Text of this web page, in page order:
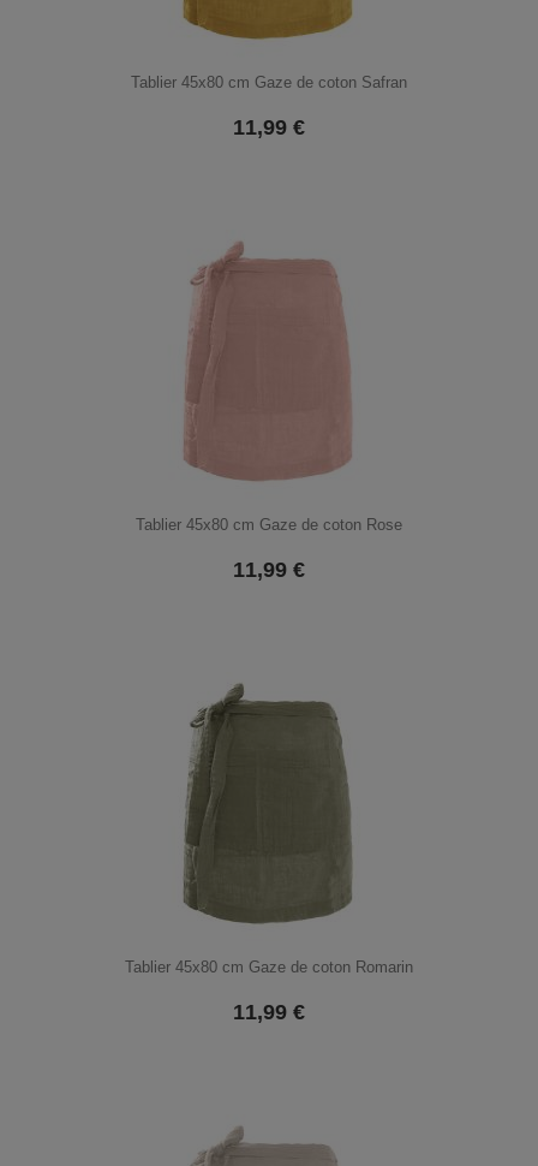
Tablier 45x80 cm Gaze de coton Safran
11,99 €
Tablier 45x80 cm Gaze de coton Rose
11,99 €
Tablier 45x80 cm Gaze de coton Romarin
11,99 €